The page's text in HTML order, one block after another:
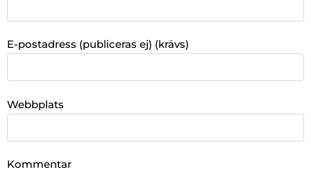
E-postadress (publiceras ej) (krävs)
Webbplats
Kommentar